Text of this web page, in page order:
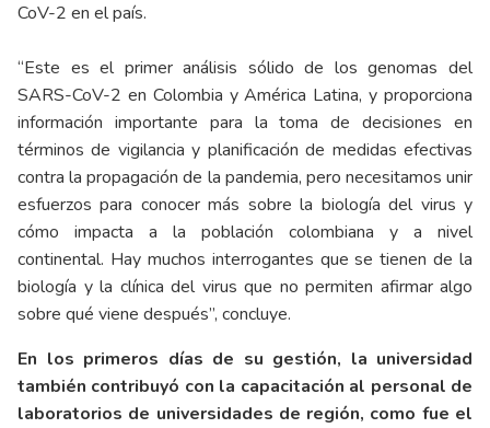
CoV-2 en el país.
“Este es el primer análisis sólido de los genomas del
SARS-CoV-2 en Colombia y América Latina, y proporciona
información importante para la toma de decisiones en
términos de vigilancia y planificación de medidas efectivas
contra la propagación de la pandemia, pero necesitamos unir
esfuerzos para conocer más sobre la biología del virus y
cómo impacta a la población colombiana y a nivel
continental. Hay muchos interrogantes que se tienen de la
biología y la clínica del virus que no permiten afirmar algo
sobre qué viene después”, concluye.
En los primeros días de su gestión, la universidad
también contribuyó con la capacitación al personal de
laboratorios de universidades de región, como fue el